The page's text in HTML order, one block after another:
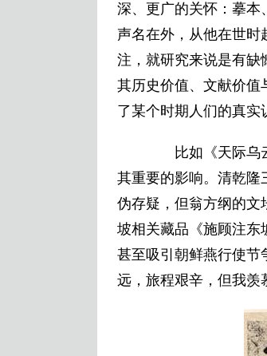
深、更广的关怀：摹本
声名在外，从他在世时
注，就研究来说是有缺
其历史价值、文献价值
了某个时期人们的真实
比如《天际乌云
其重要的影响。清乾隆
伪存疑，但翁方纲的文
坡相关藏品《施顾注
甚至吸引朝鲜燕行使节
远，旅程艰辛，但我羡